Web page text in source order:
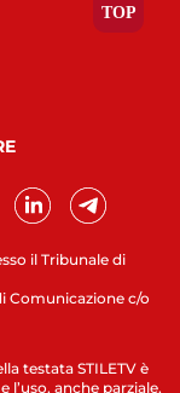
il Tribunale di
Comunicazione c/o
testata STILETV è
l’uso, anche parziale,